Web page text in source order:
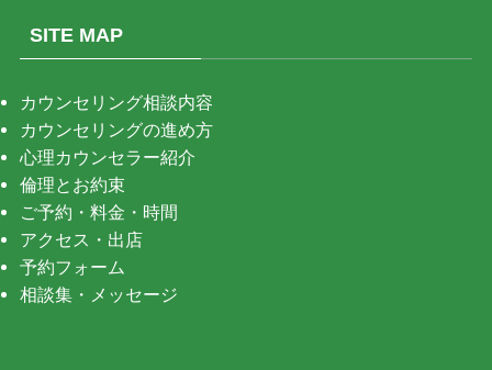
SITE MAP
カウンセリング相談内容
カウンセリングの進め方
心理カウンセラー紹介
倫理とお約束
ご予約・料金・時間
アクセス・出店
予約フォーム
相談集・メッセージ